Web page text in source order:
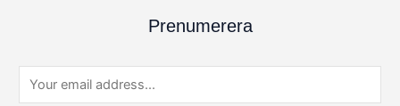
Prenumerera
m